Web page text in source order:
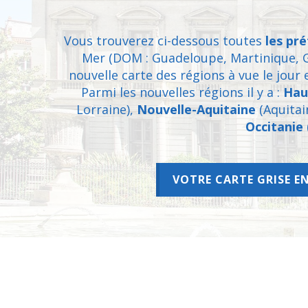
Vous trouverez ci-dessous toutes les
Mer (DOM : Guadeloupe, Martinique,
nouvelle carte des régions à vue le jour
Parmi les nouvelles régions il y a :
Lorraine), Nouvelle-Aquitaine
Occitanie
VOTRE CARTE GRISE